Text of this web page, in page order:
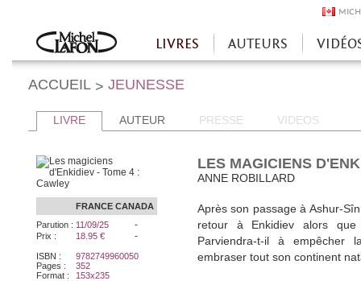
Accueil
LIVRES AUTEURS
ACCUEIL > JEUNESSE
LIVRE AUTEUR PRESSE VIDEOS
FRANCE CANADA
Parution : 11/09/25 -
Prix : 18.95 € -
ISBN :
9782749960050
Pages :
352
Format :
153x235
LES MAGICIENS
ANNE ROBILLARD
Après son passage à Ashur-
retour à Enkidiev alors
Parviendra-t-il à empêcher
embraser tout son continent